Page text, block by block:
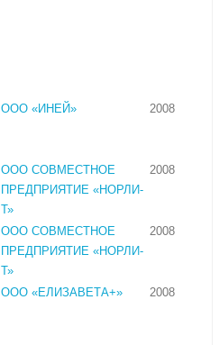
ООО «ИНЕЙ» 2008
ООО СОВМЕСТНОЕ
ПРЕДПРИЯТИЕ «НОРЛИ-
Т»
2008
ООО СОВМЕСТНОЕ
ПРЕДПРИЯТИЕ «НОРЛИ-
Т»
2008
ООО «ЕЛИЗАВЕТА+» 2008